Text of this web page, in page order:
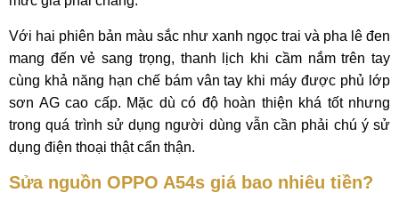
Với hai phiên bản màu sắc như xanh ngọc trai và pha lê đen
mang đến vẻ sang trọng, thanh lịch khi cầm nắm trên tay
cùng khả năng hạn chế bám vân tay khi máy được phủ lớp
sơn AG cao cấp. Mặc dù có độ hoàn thiện khá tốt nhưng
trong quá trình sử dụng người dùng vẫn cần phải chú ý sử
dụng điện thoại thật cẩn thận.
Sửa nguồn OPPO A54s giá bao nhiêu tiền?